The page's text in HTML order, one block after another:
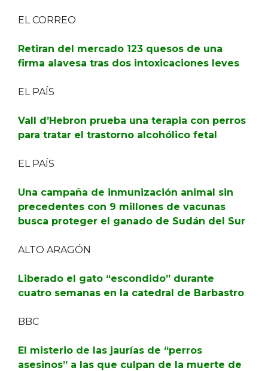
EL CORREO
Retiran del mercado 123 quesos de una
firma alavesa tras dos intoxicaciones leves
EL PAÍS
Vall d’Hebron prueba una terapia con perros
para tratar el trastorno alcohólico fetal
EL PAÍS
Una campaña de inmunización animal sin
precedentes con 9 millones de vacunas
busca proteger el ganado de Sudán del Sur
ALTO ARAGÓN
Liberado el gato “escondido” durante
cuatro semanas en la catedral de Barbastro
BBC
El misterio de las jaurías de “perros
asesinos” a las que culpan de la muerte de